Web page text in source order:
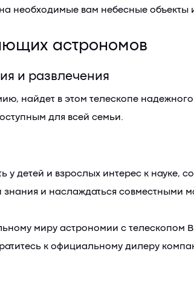
необходимые вам небесные объекты
астрономов
и развлечения
найдет в этом телескопе
для всей семьи.
у детей и взрослых интерес к
знания и наслаждаться совместными
миру астрономии с телескопом
к официальному дилеру